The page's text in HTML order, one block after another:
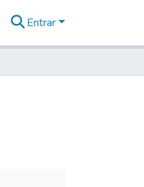
Entrar